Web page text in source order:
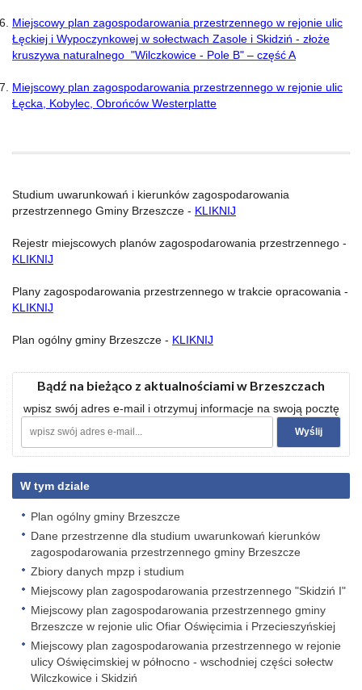
Miejscowy plan zagospodarowania przestrzennego w rejonie ulic
Łęckiej i Wypoczynkowej w sołectwach Zasole i Skidziń - złoże
kruszywa naturalnego "Wilczkowice - Pole B" – część A
Miejscowy plan zagospodarowania przestrzennego w rejonie ulic
Łęcka, Kobylec, Obrońców Westerplatte
Studium uwarunkowań i kierunków zagospodarowania
przestrzennego Gminy Brzeszcze - KLIKNIJ
Rejestr miejscowych planów zagospodarowania przestrzennego -
KLIKNIJ
Plany zagospodarowania przestrzennego w trakcie opracowania -
KLIKNIJ
Plan ogólny gminy Brzeszcze - KLIKNIJ
Bądź na bieżąco z aktualnościami w Brzeszczach
wpisz swój adres e-mail i otrzymuj informacje na swoją pocztę
W tym dziale
Plan ogólny gminy Brzeszcze
Dane przestrzenne dla studium uwarunkowań kierunków
zagospodarowania przestrzennego gminy Brzeszcze
Zbiory danych mpzp i studium
Miejscowy plan zagospodarowania przestrzennego "Skidziń I"
Miejscowy plan zagospodarowania przestrzennego gminy
Brzeszcze w rejonie ulic Ofiar Oświęcimia i Przecieszyńskiej
Miejscowy plan zagospodarowania przestrzennego w rejonie
ulicy Oświęcimskiej w północno - wschodniej części sołectw
Wilczkowice i Skidziń